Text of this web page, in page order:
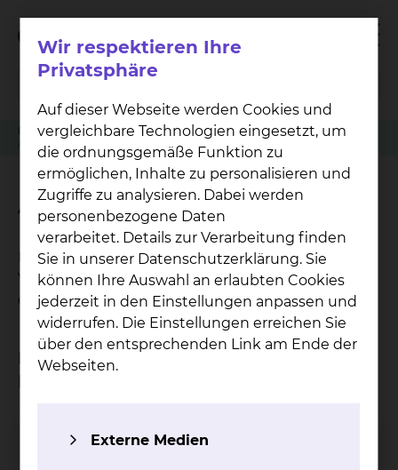
Patienten Angehörige & Besucher
Physiotherapie Fichtengrund
Atemtherapie
Atemtherapie
Die Atemtherapie vermittelt Techniken, die zur
Verbesserung der Atmung und Sekretoloyse
dienen.
Bei welchen Krankheitsbildern ist das
COPD
Wir respektieren Ihre
Privatsphäre
Auf dieser Webseite werden Cookies und
vergleichbare Technologien eingesetzt, um
die ordnungsgemäße Funktion zu
ermöglichen, Inhalte zu personalisieren und
Zugriffe zu analysieren. Dabei werden
personenbezogene Daten
verarbeitet. Details zur Verarbeitung finden
Sie in unserer Datenschutzerklärung. Sie
können Ihre Auswahl an erlaubten Cookies
jederzeit in den Einstellungen anpassen und
widerrufen. Die Einstellungen erreichen Sie
über den entsprechenden Link am Ende der
Webseiten.
Externe Medien